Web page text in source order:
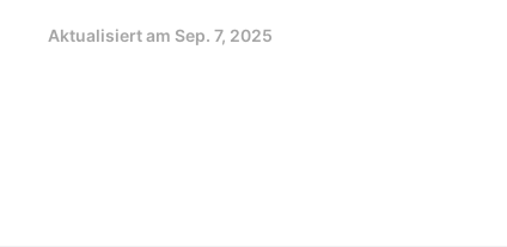
Aktualisiert am Sep. 7, 2025